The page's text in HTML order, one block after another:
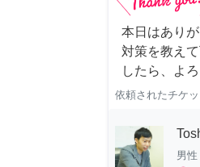
本日はあり
対策を教え
したら、よ
依頼されたチケッ
男性